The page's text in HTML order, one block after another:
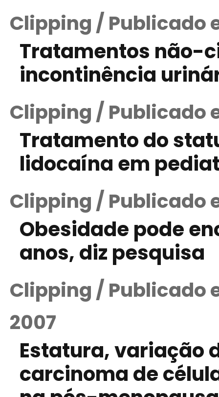
Clipping / Publicado
Tratamentos não-
incontinência
Clipping / Publicado
Tratamento do
lidocaína em
Clipping / Publicado
Obesidade pode
anos, diz pesquisa
Clipping / Publicado
2007
Estatura, variação
carcinoma de